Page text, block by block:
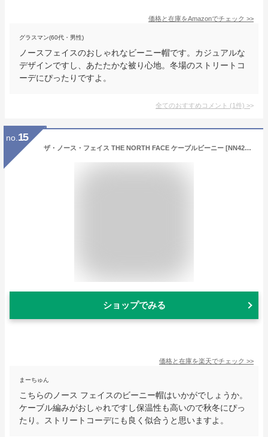
価格と在庫をAmazonでチェック >>
グラスマン(60代・男性)
ノースフェイスのおしゃれなビーニー帽です。カジュアルな
デザインですし、あたたかな被り心地。冬場のストリートコ
ーデにぴったりですよ。
全てのおすすめコメント (1件) >
no. 15
ザ・ノース・フェイス THE NORTH FACE ケーブルビーニー [NN42334-UN FW23] Cable Beanie メンズ・レディース TNF アウトドア 帽子 ニット帽 フリーサイズ ホールガーメント アーバンネイビー【メール便可】
ショップでみる
価格と在庫を楽天でチェック >>
まーちゅん
こちらのノース フェイスのビーニー帽はいかがでしょうか。
ケーブル編みがおしゃれですし保温性も高いので秋冬にぴっ
たり。ストリートコーデにも良く似合うと思いますよ。